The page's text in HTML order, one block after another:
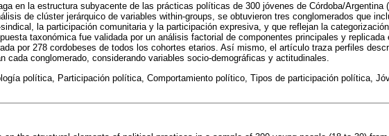
en la estructura subyacente de las prácticas políticas de 300 jóvenes de Córdoba/Argentina
de clúster jerárquico de variables within-groups, se obtuvieron tres conglomerados que
la participación comunitaria y la participación expresiva, y que reflejan la
taxonómica fue validada por un análisis factorial de componentes principales y replicada
por 278 cordobeses de todos los cohortes etarios. Así mismo, el artículo traza perfiles
cada conglomerado, considerando variables socio-demográficas y actitudinales.
política, Participación política, Comportamiento político, Tipos de participación política,